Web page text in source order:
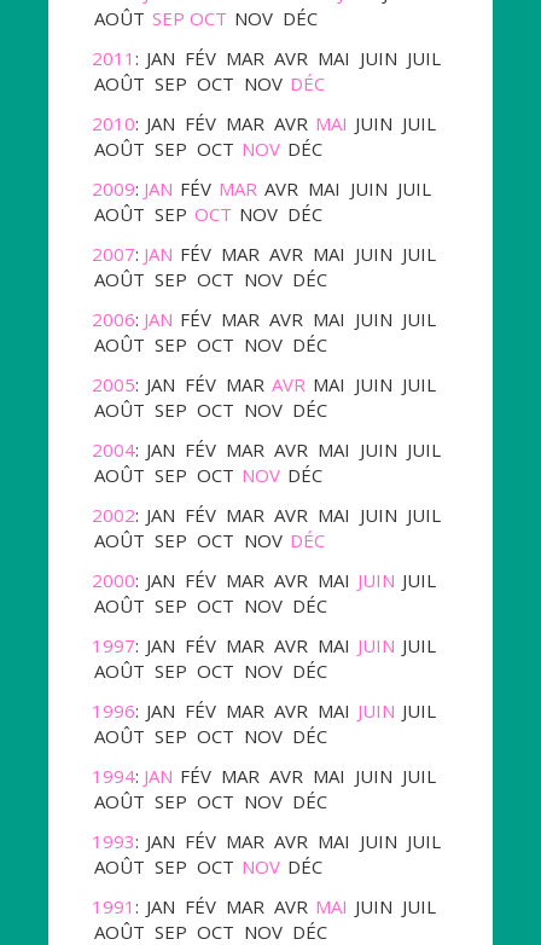
AOÛT SEP OCT NOV DÉC
2011 : JAN FÉV MAR AVR MAI JUIN JUIL
AOÛT SEP OCT NOV DÉC
2010: JAN FÉV MAR AVR MAI JUIN JUIL
AOÛT SEP OCT NOV DÉC
2009: JAN FÉV MAR AVR MAI JUIN JUIL
AOÛT SEP OCT NOV DÉC
2007: JAN FÉV MAR AVR MAI JUIN JUIL
AOÛT SEP OCT NOV DÉC
2006: JAN FÉV MAR AVR MAI JUIN JUIL
AOÛT SEP OCT NOV DÉC
2005: JAN FÉV MAR AVR MAI JUIN JUIL
AOÛT SEP OCT NOV DÉC
2004: JAN FÉV MAR AVR MAI JUIN JUIL
AOÛT SEP OCT NOV DÉC
2002: JAN FÉV MAR AVR MAI JUIN JUIL
AOÛT SEP OCT NOV DÉC
2000: JAN FÉV MAR AVR MAI JUIN JUIL
AOÛT SEP OCT NOV DÉC
1997: JAN FÉV MAR AVR MAI JUIN JUIL
AOÛT SEP OCT NOV DÉC
1996: JAN FÉV MAR AVR MAI JUIN JUIL
AOÛT SEP OCT NOV DÉC
1994: JAN FÉV MAR AVR MAI JUIN JUIL
AOÛT SEP OCT NOV DÉC
1993: JAN FÉV MAR AVR MAI JUIN JUIL
AOÛT SEP OCT NOV DÉC
1991 : JAN FÉV MAR AVR MAI JUIN JUIL
AOÛT SEP OCT NOV DÉC